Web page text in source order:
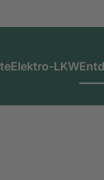
Elektro-LKW